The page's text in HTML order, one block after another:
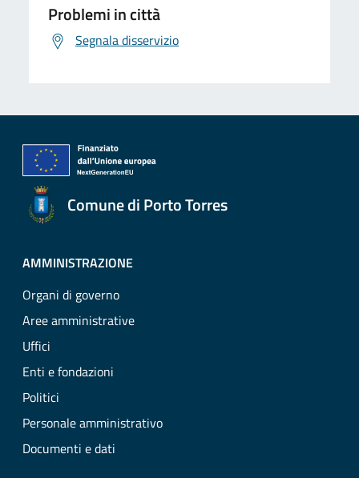
Problemi in città
Segnala disservizio
Comune di Porto Torres
AMMINISTRAZIONE
Organi di governo
Aree amministrative
Uffici
Enti e fondazioni
Politici
Personale amministrativo
Documenti e dati